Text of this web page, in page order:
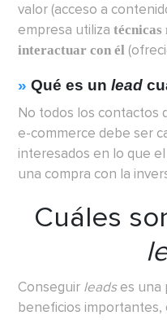
valor (acceso a
empresa utiliza técnicas
interactuar con él
» Qué es un lead
No todos los contactos
e-commerce debe ser
interesados en lo que
una compra con la
Cuáles
Conseguir leadses una
beneficios importantes,